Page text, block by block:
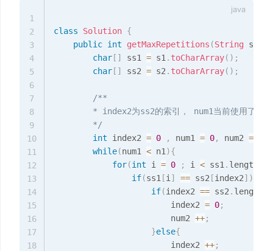
class Solution {
public int getMaxRepetitions (String s1
char [ ] ss1 = s1 . toCharArray( ) ;
char [ ] ss2 = s2 . toCharArray( ) ;
/**
* index2为ss2的索引， num1当前使用了ss1
        */
int index2 = 0 , num1 = 0, num2 =
while(num1 < n1 ){
for(int i = 0 ; i < ss1 . length
if(ss1 [i ] == ss2 [index2] )
if(index2 == ss2 . length
                        index2
= 0;
                        num2
++;
}else{
                        index2
++;
1
2
3
4
5
6
7
8
9
10
11
12
13
14
15
16
17
18